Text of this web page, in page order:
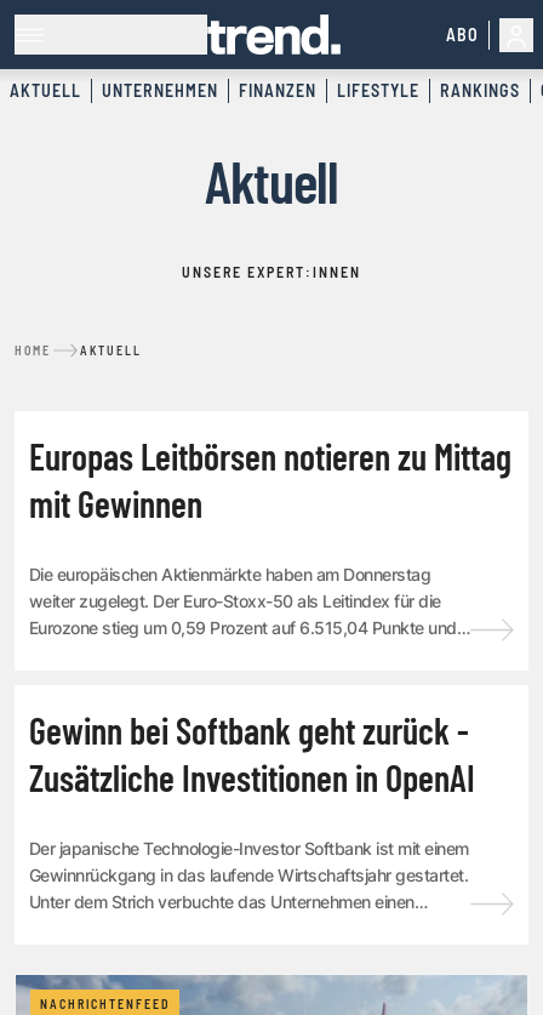
ABO
AKTUELL UNTERNEHMEN FINANZEN LIFESTYLE RANKINGS
Aktuell
UNSERE EXPERT:INNEN
HOME AKTUELL
Europas Leitbörsen notieren zu Mittag
mit Gewinnen
Die europäischen Aktienmärkte haben am Donnerstag
weiter zugelegt. Der Euro-Stoxx-50 als Leitindex für die
Eurozone stieg um 0,59 Prozent auf 6.515,04 Punkte und
NACHRICHTENFEED
Gewinn bei Softbank geht zurück -
Zusätzliche Investitionen in OpenAI
Der japanische Technologie-Investor Softbank ist mit einem
Gewinnrückgang in das laufende Wirtschaftsjahr gestartet.
Unter dem Strich verbuchte das Unternehmen einen
NACHRICHTENFEED